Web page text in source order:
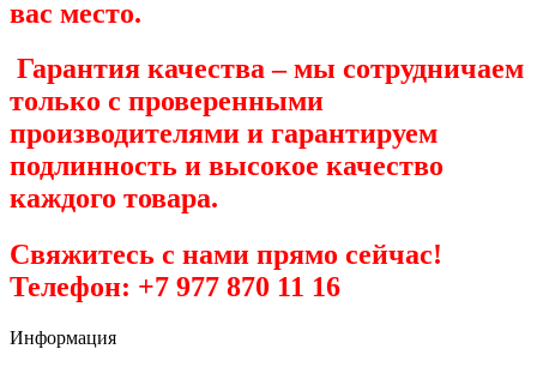
вас место.
Гарантия качества– мы сотрудничаем
только с проверенными
производителями и гарантируем
подлинность и высокое качество
каждого товара.
Свяжитесь с нами прямо сейчас!
Телефон: +7 977 870 11 16
Информация